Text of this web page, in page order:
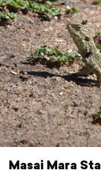
Masai Mara